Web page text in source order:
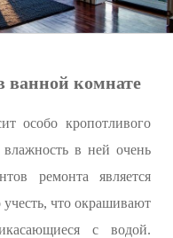
комнате
особо кропотливого
в ней очень
ремонта является
учесть, что окрашивают
с водой.